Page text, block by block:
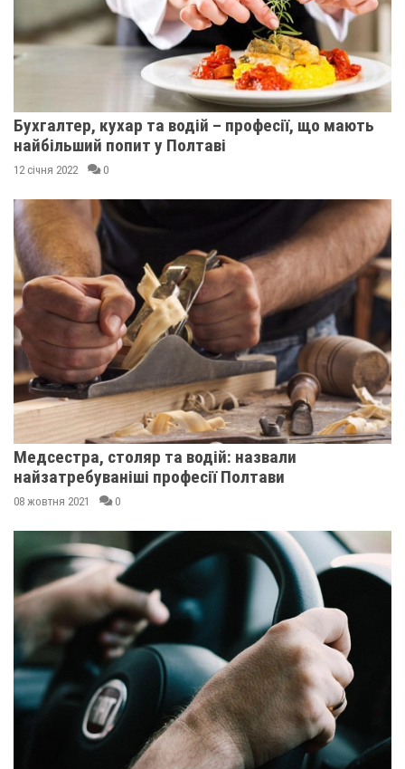
Бухгалтер, кухар та водій – професії, що мають
найбільший попит у Полтаві
12 січня 2022 0
Медсестра, столяр та водій: назвали
найзатребуваніші професії Полтави
08 жовтня 2021 0